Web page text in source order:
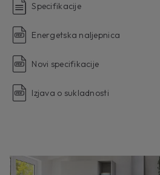
Specifikacije
Energetska naljepnica
Novi specifikacije
Izjava o sukladnosti